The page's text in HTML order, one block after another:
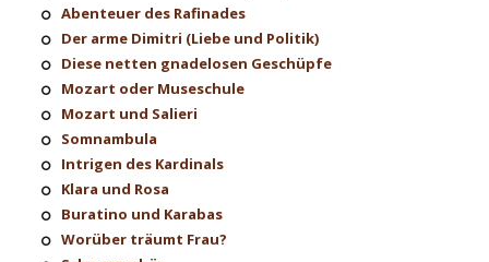
Abenteuer des Rafinades
Der arme Dimitri (Liebe und Politik)
Diese netten gnadelosen Geschüpfe
Mozart oder Museschule
Mozart und Salieri
Somnambula
Intrigen des Kardinals
Klara und Rosa
Buratino und Karabas
Worüber träumt Frau?